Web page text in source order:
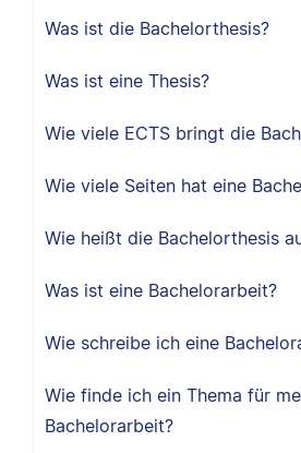
Was ist die Bachelorthesis?
Was ist eine Thesis?
Wie viele ECTS bringt die
Wie viele Seiten hat eine
Wie heißt die Bachelorthesis
Was ist eine Bachelorarbeit?
Wie schreibe ich eine
Wie finde ich ein Thema für
Bachelorarbeit?